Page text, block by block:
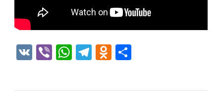
VK ViberWhatsApp
Telegram
Odnoklassniki